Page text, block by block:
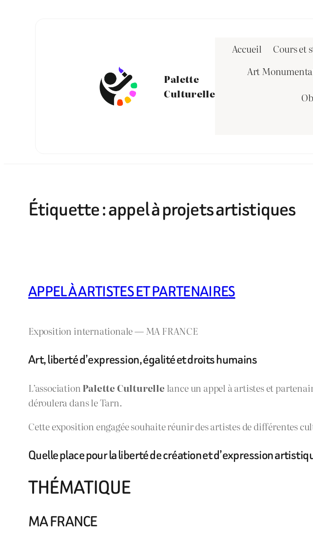
Palette
Culturelle
Accueil Cours et
Art
Étiquette :appel à projets artistiques
APPEL À ARTISTES ET PARTENAIRES
Exposition internationale — MA FRANCE
Art, liberté d’expression, égalité et droits humains
L’association Palette Culturelle lance un appel à artistes et
déroulera dans le Tarn.
Cette exposition engagée souhaite réunir des artistes de différentes
Quelle place pour la liberté de création et d’expression
THÉMATIQUE
MA FRANCE